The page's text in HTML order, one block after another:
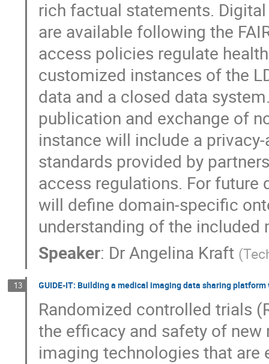
rich factual statements.
are available following the
access policies regulate
customized instances of the
data and a closed data
publication and exchange of
instance will include a
standards provided by
access regulations. For future
will define domain-specific
understanding of the included
Speaker: DrAngelina Kraft (
13 GUIDE-IT: Building a medical imaging data sharing platform
Randomized controlled trials
the efficacy and safety of
imaging technologies that are